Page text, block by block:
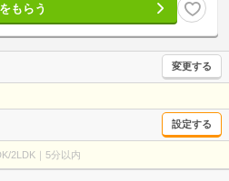
もらう
変更する
設定する
2LDK｜5分以内